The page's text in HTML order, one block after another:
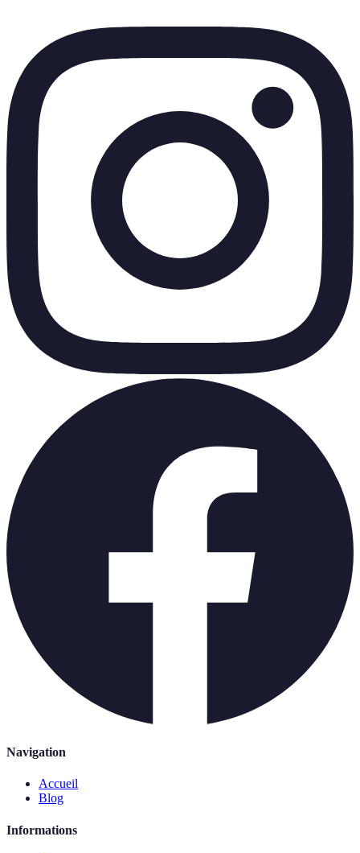
Navigation
Accueil
Blog
Informations